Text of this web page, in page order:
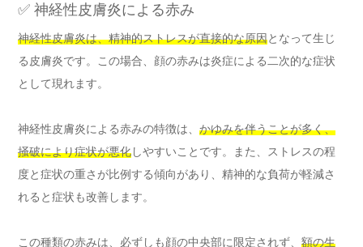
✅ 神経性皮膚炎による赤み
神経性皮膚炎は、精神的ストレスが直接的な原因となって生じ
る皮膚炎です。この場合、顔の赤みは炎症による二次的な症状
として現れます。
神経性皮膚炎による赤みの特徴は、 かゆみを伴うことが多く、
掻破により症状が悪化しやすいことです。また、ストレスの程
度と症状の重さが比例する傾向があり、精神的な負荷が軽減さ
れると症状も改善します。
この種類の赤みは、必ずしも顔の中央部に限定されず、 額の生